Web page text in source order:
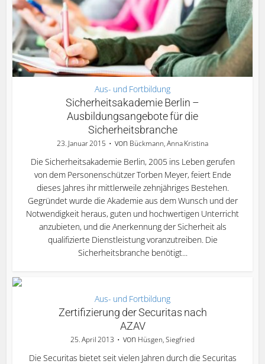
Aus- und Fortbildung
Sicherheitsakademie Berlin –
Ausbildungsangebote für die
Sicherheitsbranche
23. Januar 2015 von Bückmann, Anna Kristina
Die Sicherheitsakademie Berlin, 2005 ins Leben gerufen
von dem Personenschützer Torben Meyer, feiert Ende
dieses Jahres ihr mittlerweile zehnjähriges Bestehen.
Gegründet wurde die Akademie aus dem Wunsch und der
Notwendigkeit heraus, guten und hochwertigen Unterricht
anzubieten, und die Anerkennung der Sicherheit als
qualifizierte Dienstleistung voranzutreiben. Die
Sicherheitsbranche benötigt...
Aus- und Fortbildung
Zertifizierung der Securitas nach
AZAV
25. April 2013 von Hüsgen, Siegfried
Die Securitas bietet seit vielen Jahren durch die Securitas